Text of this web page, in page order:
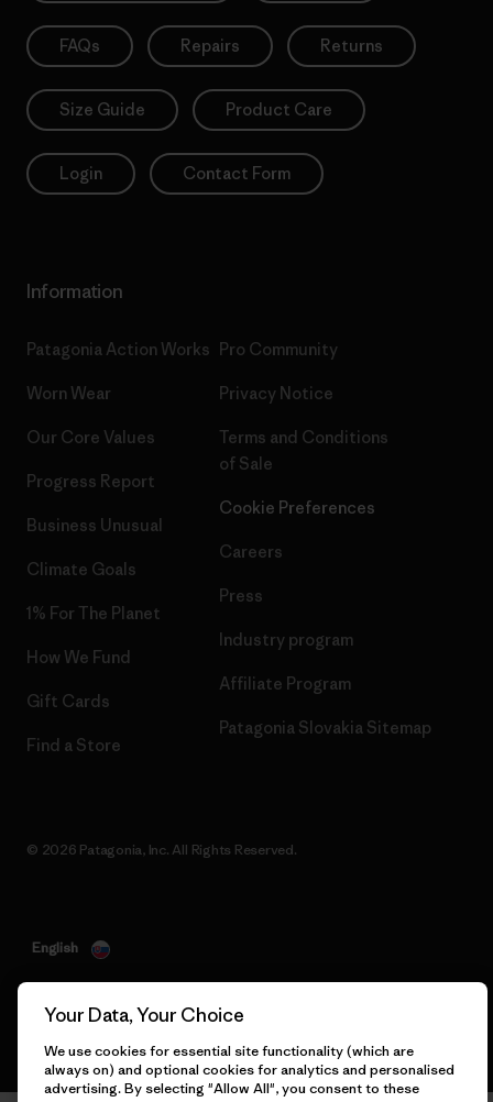
FAQs Repairs Returns
Size Guide Product Care
Login Contact Form
Information
Patagonia Action Works
Worn Wear
Our Core Values
Progress Report
Business Unusual
Climate Goals
1% For The Planet
How We Fund
Gift Cards
Find a Store
Pro Community
Privacy Notice
Terms and Conditions
of Sale
Cookie Preferences
Careers
Press
Industry program
Affiliate Program
Patagonia Slovakia Sitemap
© 2026 Patagonia, Inc. All Rights Reserved.
English
Your Data, Your Choice
We use cookies for essential site functionality (which are
always on) and optional cookies for analytics and personalised
advertising. By selecting "Allow All", you consent to these